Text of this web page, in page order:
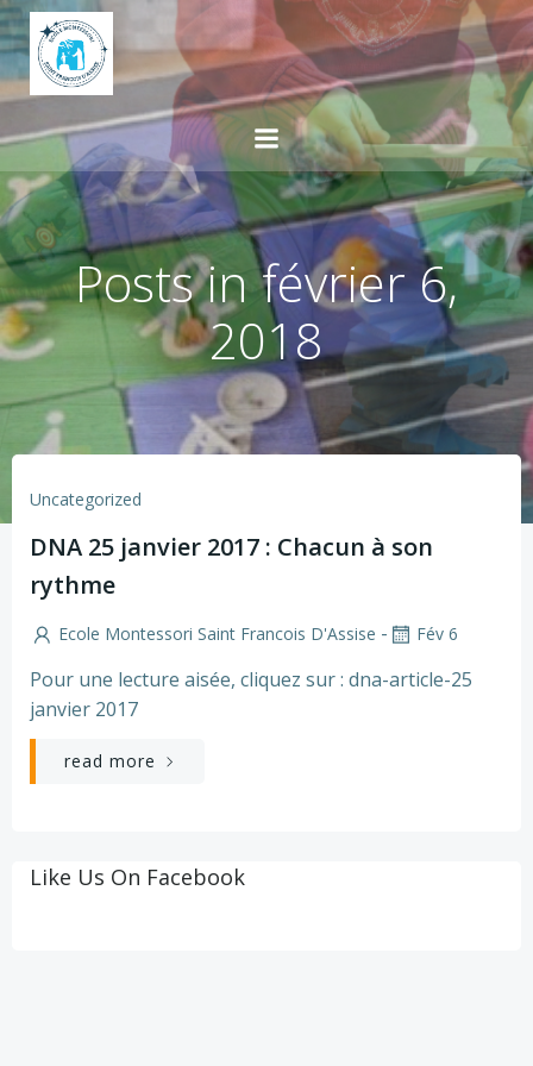
Aller
au
contenu
Posts in février 6,
2018
Uncategorized
DNA 25 janvier 2017 : Chacun à son
rythme
Ecole Montessori Saint Francois D'Assise - Fév 6
Pour une lecture aisée, cliquez sur : dna-article-25
janvier 2017
read more
Like Us On Facebook